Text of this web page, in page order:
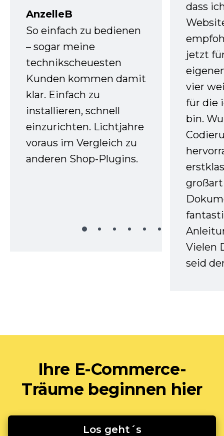
AnzelleB
So einfach zu bedienen
– sogar meine
technikscheuesten
Kunden kommen damit
klar. Einfach zu
installieren, schnell
einzurichten. Lichtjahre
voraus im Vergleich zu
anderen Shop-Plugins.
dass
jetzt
vier
für die
bin.
Vielen
seid
Ihre E-Commerce-
Träume beginnen hier
Los geht´s